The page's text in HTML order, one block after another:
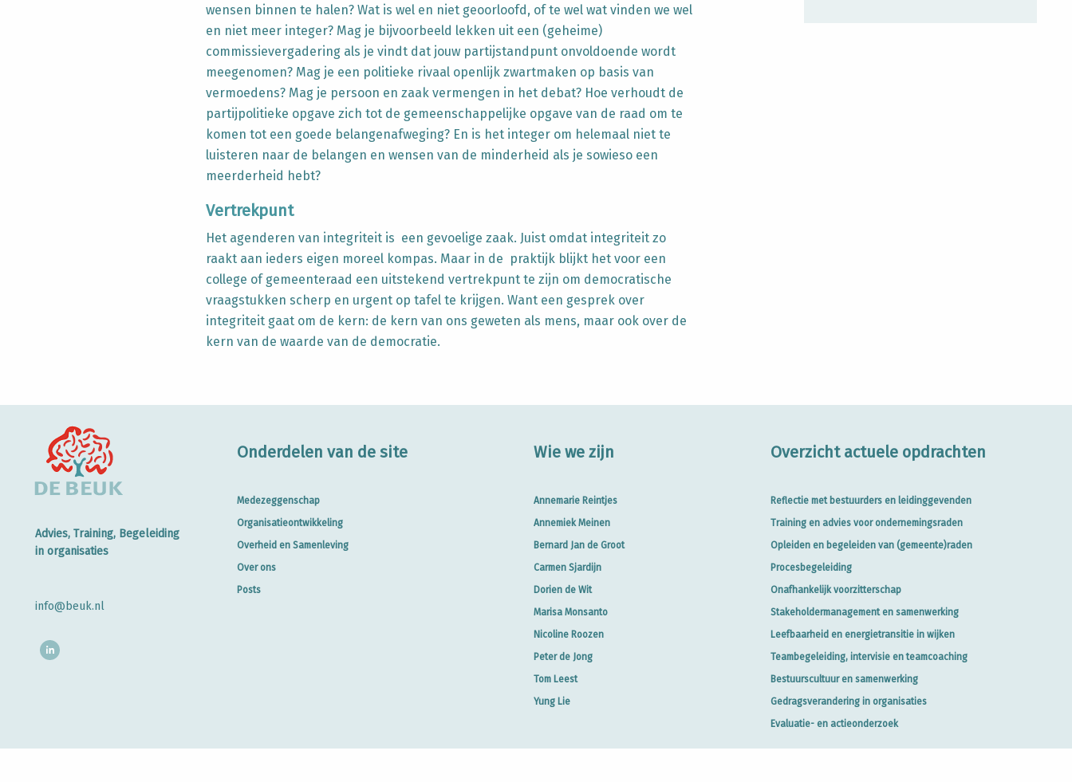
wensen binnen te halen? Wat is wel en niet geoorloofd, of te wel wat vinden we wel
en niet meer integer? Mag je bijvoorbeeld lekken uit een (geheime)
commissievergadering als je vindt dat jouw partijstandpunt onvoldoende wordt
meegenomen? Mag je een politieke rivaal openlijk zwartmaken op basis van
vermoedens? Mag je persoon en zaak vermengen in het debat? Hoe verhoudt de
partijpolitieke opgave zich tot de gemeenschappelijke opgave van de raad om te
komen tot een goede belangenafweging? En is het integer om helemaal niet te
luisteren naar de belangen en wensen van de minderheid als je sowieso een
meerderheid hebt?
Vertrekpunt
Het agenderen van integriteit is een gevoelige zaak. Juist omdat integriteit zo
raakt aan ieders eigen moreel kompas. Maar in de praktijk blijkt het voor een
college of gemeenteraad een uitstekend vertrekpunt te zijn om democratische
vraagstukken scherp en urgent op tafel te krijgen. Want een gesprek over
integriteit gaat om de kern: de kern van ons geweten als mens, maar ook over de
kern van de waarde van de democratie.
Advies, Training, Begeleiding
in organisaties
info@beuk.nl
Onderdelen van de site
Medezeggenschap
Organisatieontwikkeling
Overheid en Samenleving
Over ons
Posts
Wie we zijn
Annemarie Reintjes
Annemiek Meinen
Bernard Jan de Groot
Carmen Sjardijn
Dorien de Wit
Marisa Monsanto
Nicoline Roozen
Peter de Jong
Tom Leest
Yung Lie
Overzicht actuele opdrachten
Reflectie met bestuurders en leidinggevenden
Training en advies voor ondernemingsraden
Opleiden en begeleiden van (gemeente)raden
Procesbegeleiding
Onafhankelijk voorzitterschap
Stakeholdermanagement en samenwerking
Leefbaarheid en energietransitie in wijken
Teambegeleiding, intervisie en teamcoaching
Bestuurscultuur en samenwerking
Gedragsverandering in organisaties
Evaluatie- en actieonderzoek